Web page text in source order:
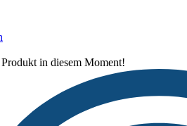
Produkt in diesem Moment!